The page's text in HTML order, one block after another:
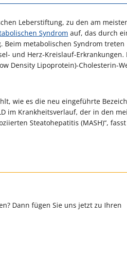
Leberstiftung, zu den am
Syndrom auf, das durch
Beim metabolischen Syndrom treten
und Herz-Kreislauf-Erkrankungen.
Density Lipoprotein)-Cholesterin-
wie es die neu eingeführte
im Krankheitsverlauf, der in den
Steatohepatitis (MASH)“, fasst
Dann fügen Sie uns jetzt zu Ihren